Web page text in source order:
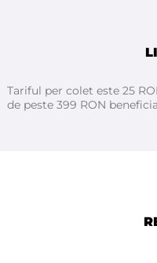
de ceara) din foaie de
Termostat
Tariful per colet este 25
de peste 399 RON